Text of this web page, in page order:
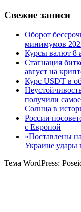
Свежие записи
Оборот
минимумов
Курсы валют 8
Стагнация
август на
Курс USDT в
получили
Солнца в
России
с Европой
«Поставлены
Украине удары
Тема WordPress: